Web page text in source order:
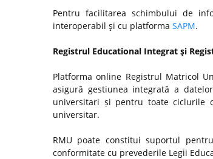
Pentru facilitarea schimbului de
interoperabil şi cu platforma SAPM.
Registrul Educational Integrat şi
Platforma online Registrul Matricol
asigură gestiunea integrată a
universitari și pentru toate ciclurile
universitar.
RMU poate constitui suportul
conformitate cu prevederile Legii